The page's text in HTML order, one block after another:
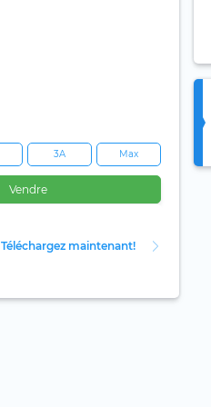
3A Max
Vendre
Téléchargez maintenant!